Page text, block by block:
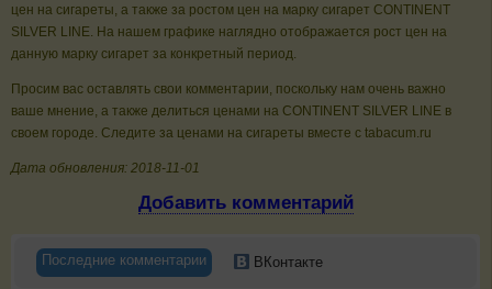
цен на сигареты, а также за ростом цен на марку сигарет CONTINENT
SILVER LINE. На нашем графике наглядно отображается рост цен на
данную марку сигарет за конкретный период.
Просим вас оставлять свои комментарии, поскольку нам очень важно
ваше мнение, а также делиться ценами на CONTINENT SILVER LINE в
своем городе. Следите за ценами на сигареты вместе с tabacum.ru
Дата обновления: 2018-11-01
Добавить комментарий
Последние комментарии ВКонтакте